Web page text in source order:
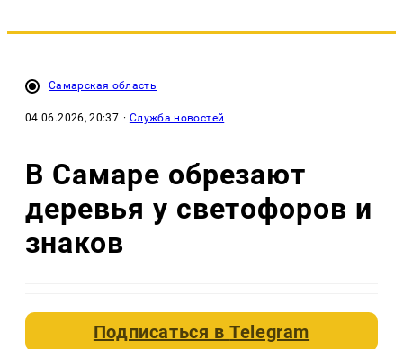
Самарская область
04.06.2026, 20:37 · Служба новостей
В Самаре обрезают
деревья у светофоров и
знаков
Подписаться вTelegram